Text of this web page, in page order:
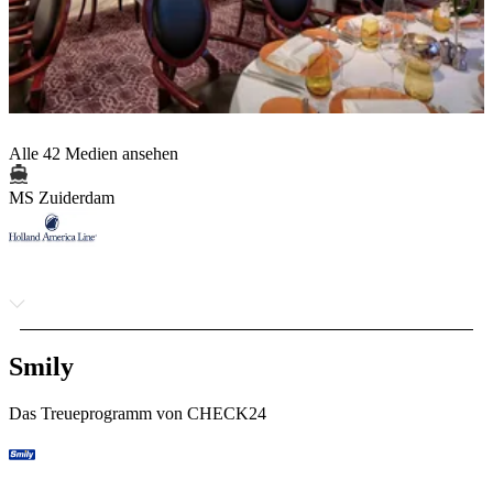
Alle 42 Medien ansehen
MS Zuiderdam
Smily
Das Treueprogramm von CHECK24